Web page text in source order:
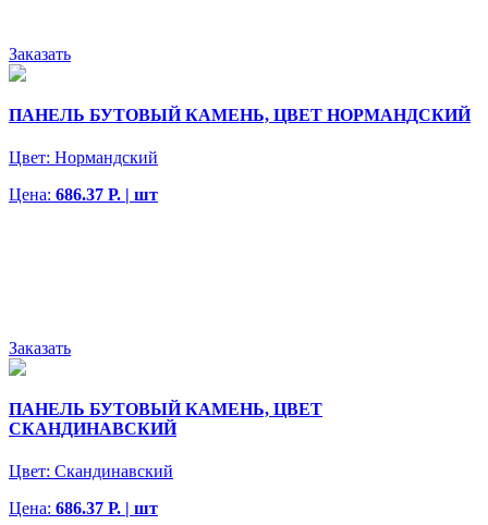
Заказать
ПАНЕЛЬ БУТОВЫЙ КАМЕНЬ, ЦВЕТ НОРМАНДСКИЙ
Цвет: Нормандский
Цена: 686.37 Р. | шт
Заказать
ПАНЕЛЬ БУТОВЫЙ КАМЕНЬ, ЦВЕТ
СКАНДИНАВСКИЙ
Цвет: Скандинавский
Цена: 686.37 Р. | шт